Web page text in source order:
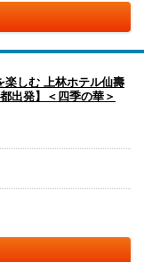
楽しむ 上林ホテル仙壽
出発】＜四季の華＞